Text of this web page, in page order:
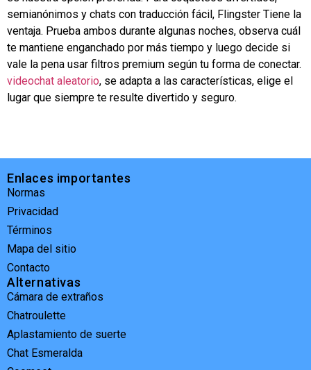
semianónimos y chats con traducción fácil, Flingster Tiene la
ventaja. Prueba ambos durante algunas noches, observa cuál
te mantiene enganchado por más tiempo y luego decide si
vale la pena usar filtros premium según tu forma de conectar.
videochat aleatorio, se adapta a las características, elige el
lugar que siempre te resulte divertido y seguro.
Enlaces importantes
Normas
Privacidad
Términos
Mapa del sitio
Contacto
Alternativas
Cámara de extraños
Chatroulette
Aplastamiento de suerte
Chat Esmeralda